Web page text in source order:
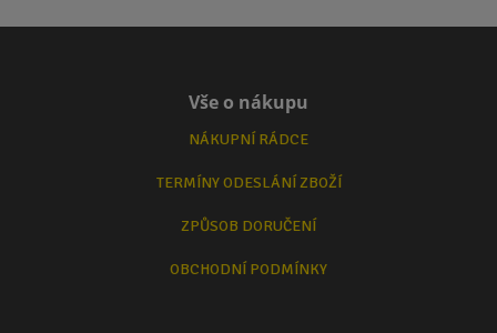
Vše o nákupu
NÁKUPNÍ RÁDCE
TERMÍNY ODESLÁNÍ ZBOŽÍ
ZPŮSOB DORUČENÍ
OBCHODNÍ PODMÍNKY